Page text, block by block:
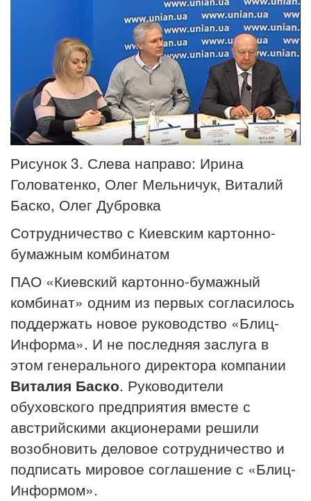
Рисунок 3. Слева направо: Ирина
Головатенко, Олег Мельничук, Виталий
Баско, Олег Дубровка
Сотрудничество с Киевским картонно-
бумажным комбинатом
ПАО «Киевский картонно-бумажный
комбинат» одним из первых согласилось
поддержать новое руководство «Блиц-
Информа». И не последняя заслуга в
этом генерального директора компании
Виталия Баско. Руководители
обуховского предприятия вместе с
австрийскими акционерами решили
возобновить деловое сотрудничество и
подписать мировое соглашение с «Блиц-
Информом».